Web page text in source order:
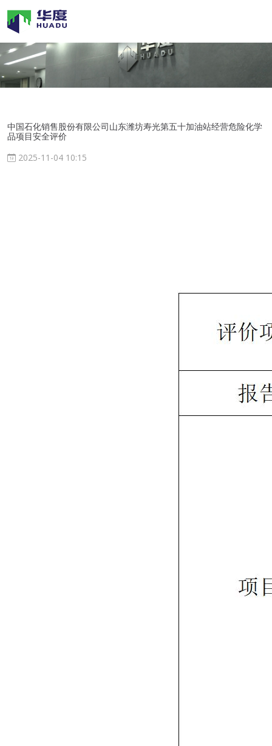
中国石化销售股份有限公司山东潍坊寿光第五十加油站经营危险化学
品项目安全评价
2025-11-04 10:15